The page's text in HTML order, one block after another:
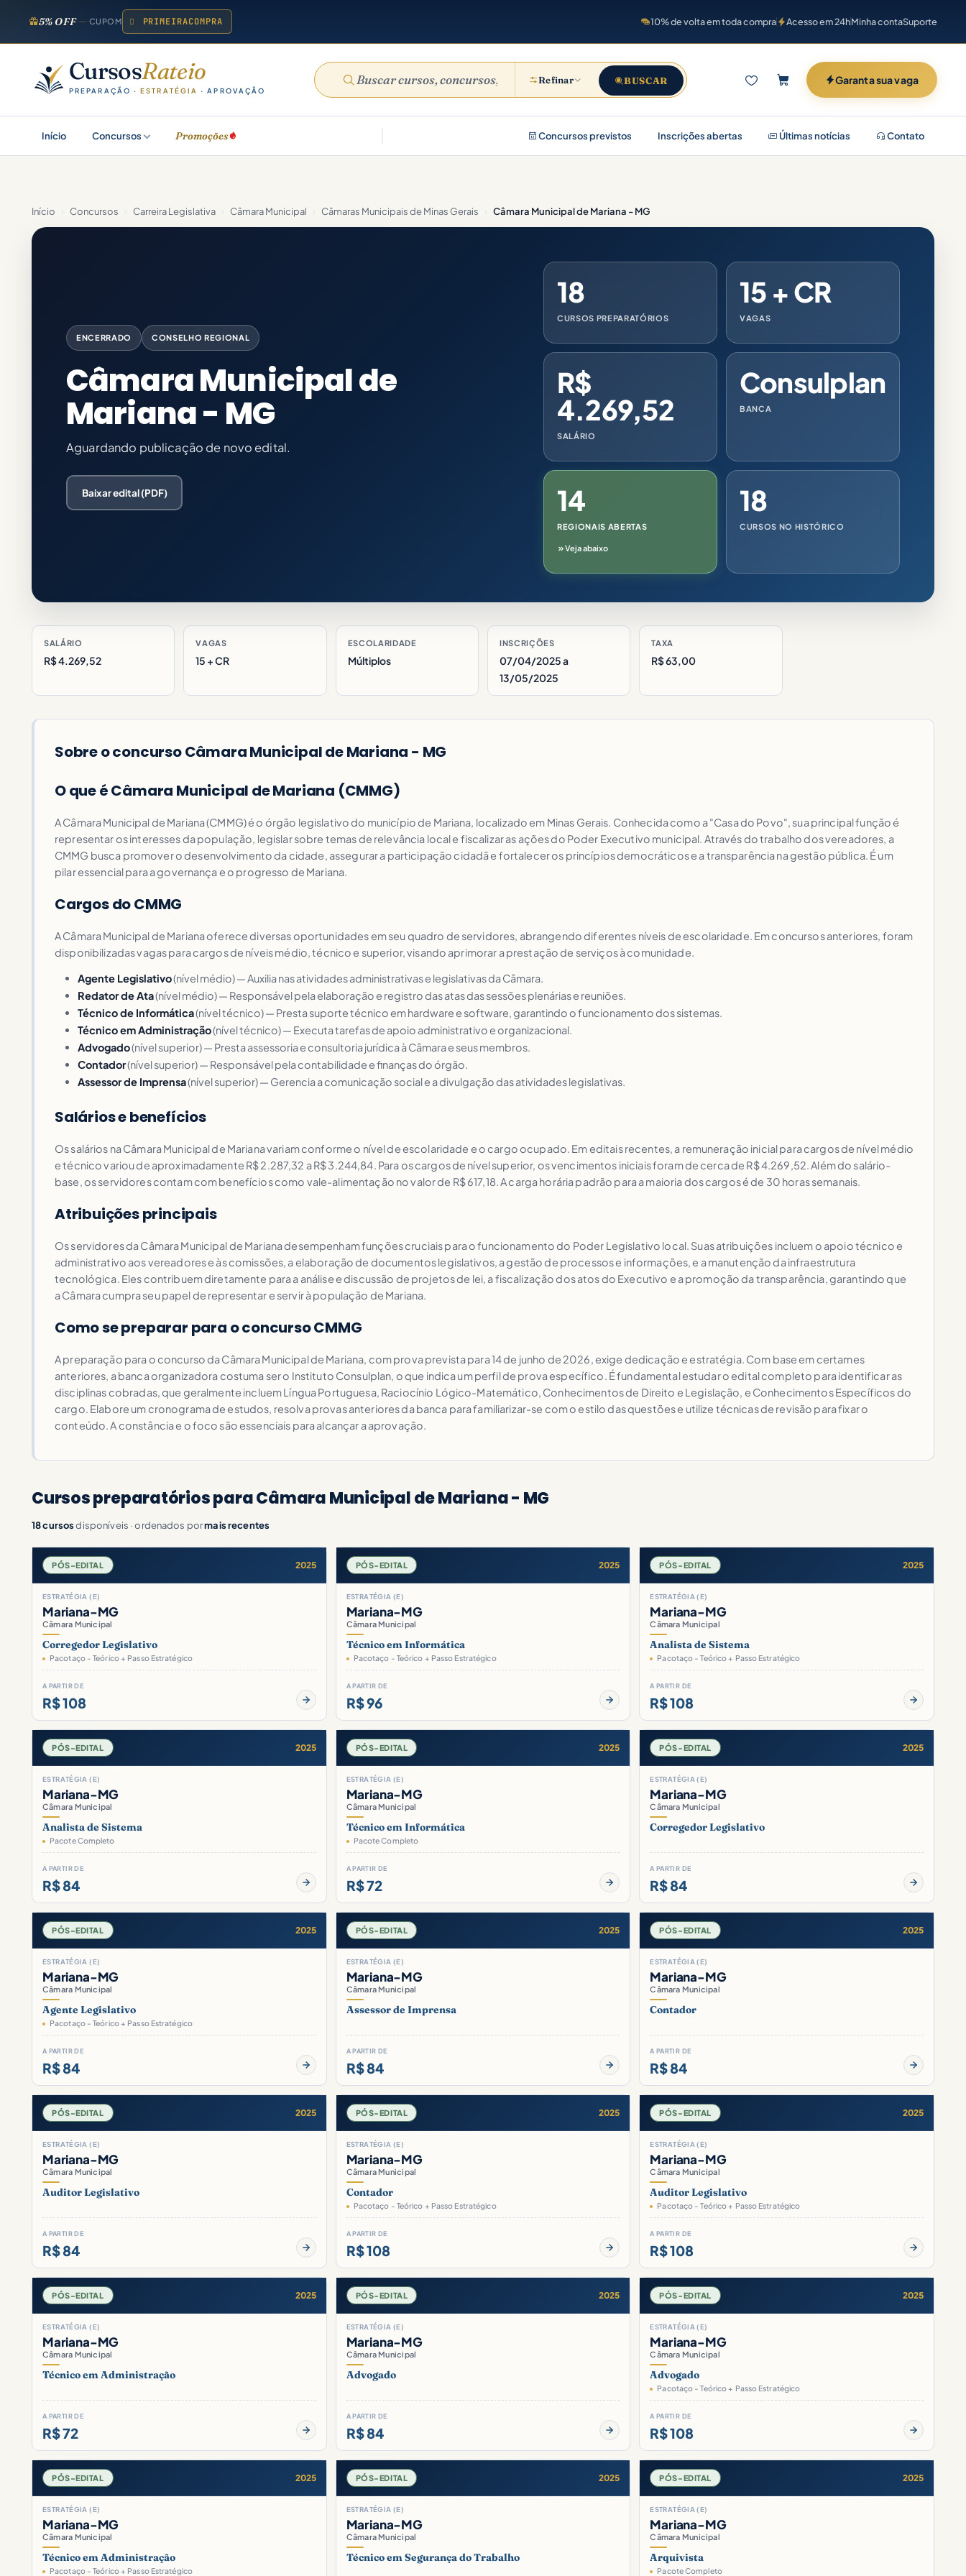
5% OFF CUPOM PRIMEIRACOMPRA 10% de volta em toda compra Acesso em 24hMinha contaSuporte
CursosRateio
PREPARAÇÃO ·ESTRATÉGIA · APROVAÇÃO
Refinar BUSCAR Garanta sua vaga
Início Concursos Promoções Concursos previstos Inscrições abertas Últimas notícias Contato
Início › Concursos › Carreira Legislativa › Câmara Municipal › Câmaras Municipais de Minas Gerais › Câmara Municipal de Mariana - MG
ENCERRADO CONSELHO REGIONAL
Câmara Municipal de
Mariana - MG
Aguardando publicação de novo edital.
Baixar edital (PDF)
18
CURSOS PREPARATÓRIOS
15 + CR
VAGAS
R$
4.269,52
SALÁRIO
Consulplan
BANCA
14
REGIONAIS ABERTAS
Veja abaixo
18
CURSOS NO HISTÓRICO
SALÁRIO
R$ 4.269,52
VAGAS
15 + CR
ESCOLARIDADE
Múltiplos
INSCRIÇÕES
07/04/2025 a
13/05/2025
TAXA
R$ 63,00
Sobre o concurso Câmara Municipal de Mariana - MG
O que é Câmara Municipal de Mariana (CMMG)
A Câmara Municipal de Mariana (CMMG) é o órgão legislativo do município de Mariana, localizado em Minas Gerais. Conhecida como a "Casa do Povo", sua principal função é
representar os interesses da população, legislar sobre temas de relevância local e fiscalizar as ações do Poder Executivo municipal. Através do trabalho dos vereadores, a
CMMG busca promover o desenvolvimento da cidade, assegurar a participação cidadã e fortalecer os princípios democráticos e a transparência na gestão pública. É um
pilar essencial para a governança e o progresso de Mariana.
Cargos do CMMG
A Câmara Municipal de Mariana oferece diversas oportunidades em seu quadro de servidores, abrangendo diferentes níveis de escolaridade. Em concursos anteriores, foram
disponibilizadas vagas para cargos de níveis médio, técnico e superior, visando aprimorar a prestação de serviços à comunidade.
Agente Legislativo(nível médio) — Auxilia nas atividades administrativas e legislativas da Câmara.
Redator de Ata(nível médio) — Responsável pela elaboração e registro das atas das sessões plenárias e reuniões.
Técnico de Informática(nível técnico) — Presta suporte técnico em hardware e software, garantindo o funcionamento dos sistemas.
Técnico em Administração(nível técnico) — Executa tarefas de apoio administrativo e organizacional.
Advogado(nível superior) — Presta assessoria e consultoria jurídica à Câmara e seus membros.
Contador(nível superior) — Responsável pela contabilidade e finanças do órgão.
Assessor de Imprensa(nível superior) — Gerencia a comunicação social e a divulgação das atividades legislativas.
Salários e benefícios
Os salários na Câmara Municipal de Mariana variam conforme o nível de escolaridade e o cargo ocupado. Em editais recentes, a remuneração inicial para cargos de nível médio
e técnico variou de aproximadamente R$ 2.287,32 a R$ 3.244,84. Para os cargos de nível superior, os vencimentos iniciais foram de cerca de R$ 4.269,52. Além do salário-
base, os servidores contam com benefícios como vale-alimentação no valor de R$ 617,18. A carga horária padrão para a maioria dos cargos é de 30 horas semanais.
Atribuições principais
Os servidores da Câmara Municipal de Mariana desempenham funções cruciais para o funcionamento do Poder Legislativo local. Suas atribuições incluem o apoio técnico e
administrativo aos vereadores e às comissões, a elaboração de documentos legislativos, a gestão de processos e informações, e a manutenção da infraestrutura
tecnológica. Eles contribuem diretamente para a análise e discussão de projetos de lei, a fiscalização dos atos do Executivo e a promoção da transparência, garantindo que
a Câmara cumpra seu papel de representar e servir à população de Mariana.
Como se preparar para o concurso CMMG
A preparação para o concurso da Câmara Municipal de Mariana, com prova prevista para 14 de junho de 2026, exige dedicação e estratégia. Com base em certames
anteriores, a banca organizadora costuma ser o Instituto Consulplan, o que indica um perfil de prova específico. É fundamental estudar o edital completo para identificar as
disciplinas cobradas, que geralmente incluem Língua Portuguesa, Raciocínio Lógico-Matemático, Conhecimentos de Direito e Legislação, e Conhecimentos Específicos do
cargo. Elabore um cronograma de estudos, resolva provas anteriores da banca para familiarizar-se com o estilo das questões e utilize técnicas de revisão para fixar o
conteúdo. A constância e o foco são essenciais para alcançar a aprovação.
Cursos preparatórios para Câmara Municipal de Mariana - MG
18 cursosdisponíveis · ordenados pormais recentes
PÓS-EDITAL 2025
ESTRATÉGIA (E)
Mariana-MG
Câmara Municipal
Corregedor Legislativo
Pacotaço - Teórico + Passo Estratégico
A PARTIR DE
R$ 108
PÓS-EDITAL 2025
ESTRATÉGIA (E)
Mariana-MG
Câmara Municipal
Técnico em Informática
Pacotaço - Teórico + Passo Estratégico
A PARTIR DE
R$ 96
PÓS-EDITAL 2025
ESTRATÉGIA (E)
Mariana-MG
Câmara Municipal
Analista de Sistema
Pacotaço - Teórico + Passo Estratégico
A PARTIR DE
R$ 108
PÓS-EDITAL 2025
ESTRATÉGIA (E)
Mariana-MG
Câmara Municipal
Analista de Sistema
Pacote Completo
A PARTIR DE
R$ 84
PÓS-EDITAL 2025
ESTRATÉGIA (E)
Mariana-MG
Câmara Municipal
Técnico em Informática
Pacote Completo
A PARTIR DE
R$ 72
PÓS-EDITAL 2025
ESTRATÉGIA (E)
Mariana-MG
Câmara Municipal
Corregedor Legislativo
A PARTIR DE
R$ 84
PÓS-EDITAL 2025
ESTRATÉGIA (E)
Mariana-MG
Câmara Municipal
Agente Legislativo
Pacotaço - Teórico + Passo Estratégico
A PARTIR DE
R$ 84
PÓS-EDITAL 2025
ESTRATÉGIA (E)
Mariana-MG
Câmara Municipal
Assessor de Imprensa
A PARTIR DE
R$ 84
PÓS-EDITAL 2025
ESTRATÉGIA (E)
Mariana-MG
Câmara Municipal
Contador
A PARTIR DE
R$ 84
PÓS-EDITAL 2025
ESTRATÉGIA (E)
Mariana-MG
Câmara Municipal
Auditor Legislativo
A PARTIR DE
R$ 84
PÓS-EDITAL 2025
ESTRATÉGIA (E)
Mariana-MG
Câmara Municipal
Contador
Pacotaço - Teórico + Passo Estratégico
A PARTIR DE
R$ 108
PÓS-EDITAL 2025
ESTRATÉGIA (E)
Mariana-MG
Câmara Municipal
Auditor Legislativo
Pacotaço - Teórico + Passo Estratégico
A PARTIR DE
R$ 108
PÓS-EDITAL 2025
ESTRATÉGIA (E)
Mariana-MG
Câmara Municipal
Técnico em Administração
A PARTIR DE
R$ 72
PÓS-EDITAL 2025
ESTRATÉGIA (E)
Mariana-MG
Câmara Municipal
Advogado
A PARTIR DE
R$ 84
PÓS-EDITAL 2025
ESTRATÉGIA (E)
Mariana-MG
Câmara Municipal
Advogado
Pacotaço - Teórico + Passo Estratégico
A PARTIR DE
R$ 108
PÓS-EDITAL 2025
ESTRATÉGIA (E)
Mariana-MG
Câmara Municipal
Técnico em Administração
Pacotaço - Teórico + Passo Estratégico
PÓS-EDITAL 2025
ESTRATÉGIA (E)
Mariana-MG
Câmara Municipal
Técnico em Segurança do Trabalho
PÓS-EDITAL 2025
ESTRATÉGIA (E)
Mariana-MG
Câmara Municipal
Arquivista
Pacote Completo